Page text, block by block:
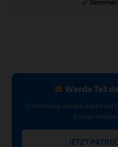
Werde Teil
Unterstütze unsere Arbeit auf
Bonus-Inhalte
JETZT